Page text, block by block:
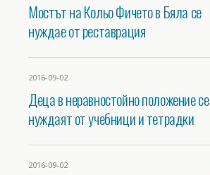
Мостът на Кольо Фичето в Бяла се
нуждае от реставрация
2016-09-02
Деца в неравностойно положение се
нуждаят от учебници и тетрадки
2016-09-02